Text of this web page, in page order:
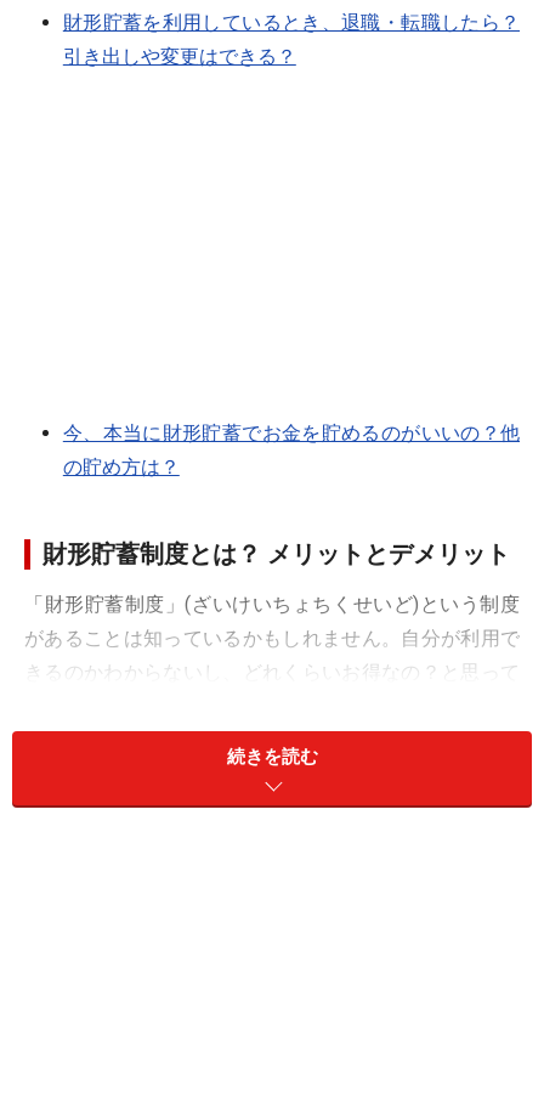
財形貯蓄を利用しているとき、退職・転職したら？
引き出しや変更はできる？
今、本当に財形貯蓄でお金を貯めるのがいいの？他
の貯め方は？
財形貯蓄制度とは？ メリットとデメリット
「財形貯蓄制度」(ざいけいちょちくせいど)という制度
があることは知っているかもしれません。自分が利用で
きるのかわからないし、どれくらいお得なの？と思って
て、給料やボーナスから天引きでお金を貯める制度で
す。会社員や公務員、勤務先が認めれば契約社員、パー
続きを読む